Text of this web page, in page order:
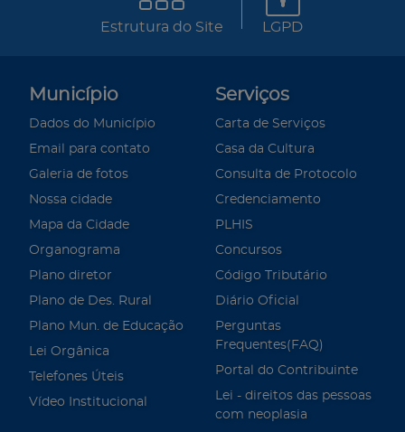
Estrutura do Site LGPD
Município
Dados do Município
Email para contato
Galeria de fotos
Nossa cidade
Mapa da Cidade
Organograma
Plano diretor
Plano de Des. Rural
Plano Mun. de Educação
Lei Orgânica
Telefones Úteis
Vídeo Institucional
Serviços
Carta de Serviços
Casa da Cultura
Consulta de Protocolo
Credenciamento
PLHIS
Concursos
Código Tributário
Diário Oficial
Perguntas
Frequentes(FAQ)
Portal do Contribuinte
Lei - direitos das pessoas
com neoplasia